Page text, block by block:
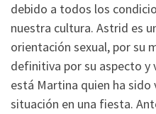
debido a todos los
nuestra cultura. Astrid es
orientación sexual, por su
definitiva por su aspecto y
está Martina quien ha
situación en una fiesta.